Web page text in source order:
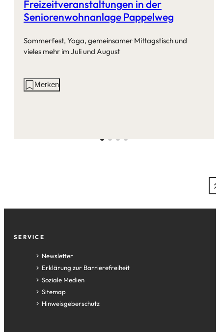
Freizeitveranstaltungen in der
Seniorenwohnanlage Pappelweg
Sommerfest, Yoga, gemeinsamer Mittagstisch und
vieles mehr im Juli und August
AktionenMerken
Fußzeile
SERVICE
Newsletter
Erklärung zur Barrierefreiheit
Soziale Medien
Sitemap
Hinweisgeberschutz